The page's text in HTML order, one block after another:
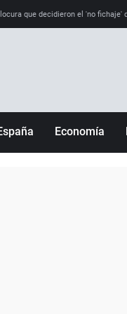
que decidieron el 'no fichaje'
Economía